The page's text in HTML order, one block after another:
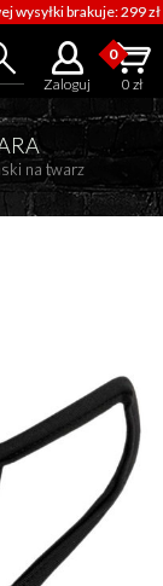
Zaloguj
wysyłki brakuje: 299 zł
0
0 zł
na twarz